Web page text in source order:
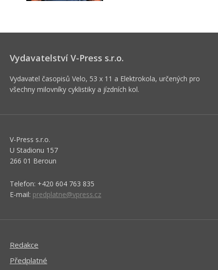
Vydavatelství V-Press s.r.o.
Vydavatel časopisů Velo, 53 x 11 a Elektrokola, určených pro
všechny milovníky cyklistiky a jízdních kol.
V-Press s.r.o.
U Stadionu 157
266 01 Beroun
Telefon: +420 604 763 835
E-mail: predplatne@vpress.cz
Redakce
Předplatné